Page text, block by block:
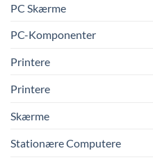
PC Skærme
PC-Komponenter
Printere
Printere
Skærme
Stationære Computere